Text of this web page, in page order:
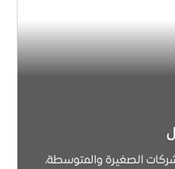
الصغيرة والمتوسطة،